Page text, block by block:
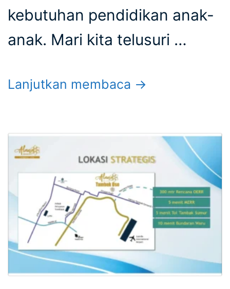
kebutuhan pendidikan anak-
anak. Mari kita telusuri …
Lanjutkan membaca →